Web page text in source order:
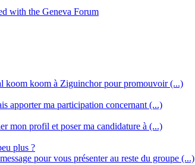
with the Geneva Forum
koom koom à Ziguinchor pour promouvoir (...)
apporter ma participation concernant (...)
mon profil et poser ma candidature à (...)
plus ?
pour vous présenter au reste du groupe (...)